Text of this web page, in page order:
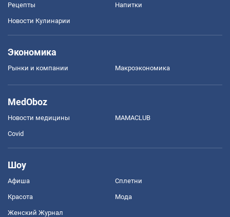
Рецепты Напитки
Новости Кулинарии
Экономика
Рынки и компании Mакроэкономика
MedOboz
Новости медицины MAMACLUB
Covid
Шоу
Афиша Сплетни
Красота Мода
Женский Журнал